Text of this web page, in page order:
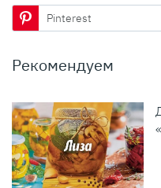
Pinterest
Рекомендуем